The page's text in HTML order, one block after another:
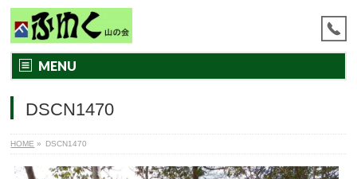
MENU
DSCN1470
HOME » DSCN1470